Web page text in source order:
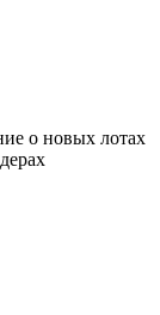
о новых лотах